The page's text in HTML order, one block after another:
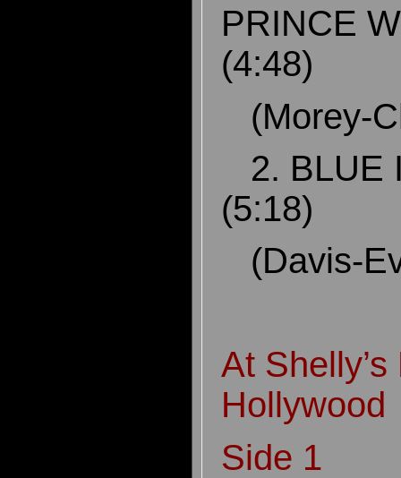
PRINCE
(4:48)
(Morey-
2. BLUE
(5:18)
(Davis-
At
Side 1